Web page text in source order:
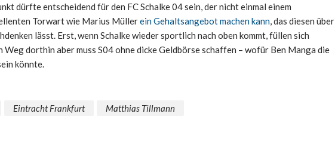
dürfte entscheidend für den FC Schalke 04 sein, der nicht einmal einem
Torwart wie Marius Müllerein Gehaltsangebot machen kann, das diesen über
lässt. Erst, wenn Schalke wieder sportlich nach oben kommt, füllen sich
Weg dorthin aber muss S04 ohne dicke Geldbörse schaffen – wofür Ben Manga die
könnte.
Eintracht Frankfurt Matthias Tillmann